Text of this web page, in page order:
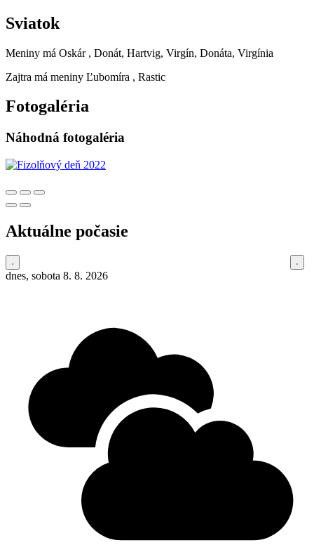
Sviatok
Meniny má Oskár , Donát, Hartvig, Virgín, Donáta, Virgínia
Zajtra má meniny Ľubomíra , Rastic
Fotogaléria
Náhodná fotogaléria
Aktuálne počasie
dnes, sobota 8. 8. 2026